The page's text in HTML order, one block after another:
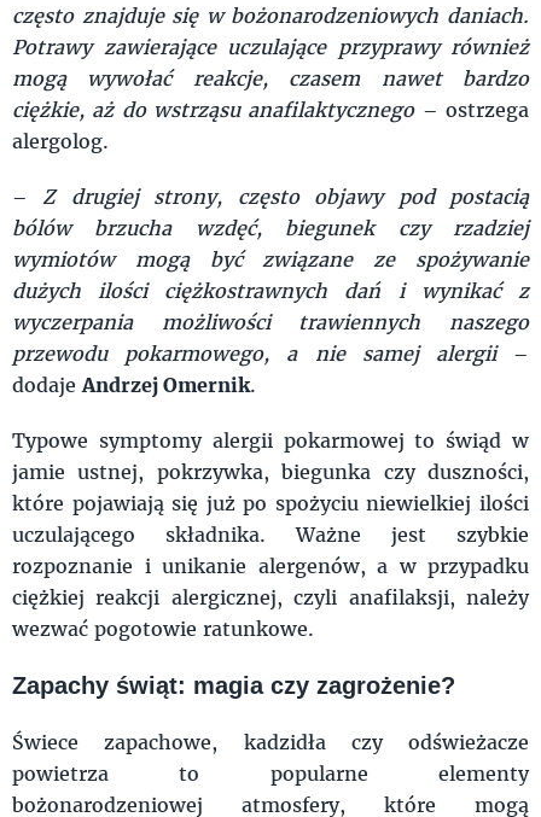
często znajduje się w bożonarodzeniowych daniach.
Potrawy zawierające uczulające przyprawy również
mogą wywołać reakcje, czasem nawet bardzo
ciężkie, aż do wstrząsu anafilaktycznego– ostrzega
alergolog.
– Z drugiej strony, często objawy pod postacią
bólów brzucha wzdęć, biegunek czy rzadziej
wymiotów mogą być związane ze spożywanie
dużych ilości ciężkostrawnych dań i wynikać z
wyczerpania możliwości trawiennych naszego
przewodu pokarmowego, a nie samej alergii –
dodaje Andrzej Omernik.
Typowe symptomy alergii pokarmowej to świąd w
jamie ustnej, pokrzywka, biegunka czy duszności,
które pojawiają się już po spożyciu niewielkiej ilości
uczulającego składnika. Ważne jest szybkie
rozpoznanie i unikanie alergenów, a w przypadku
ciężkiej reakcji alergicznej, czyli anafilaksji, należy
wezwać pogotowie ratunkowe.
Zapachy świąt: magia czy zagrożenie?
Świece zapachowe, kadzidła czy odświeżacze
powietrza to popularne elementy
bożonarodzeniowej atmosfery, które mogą